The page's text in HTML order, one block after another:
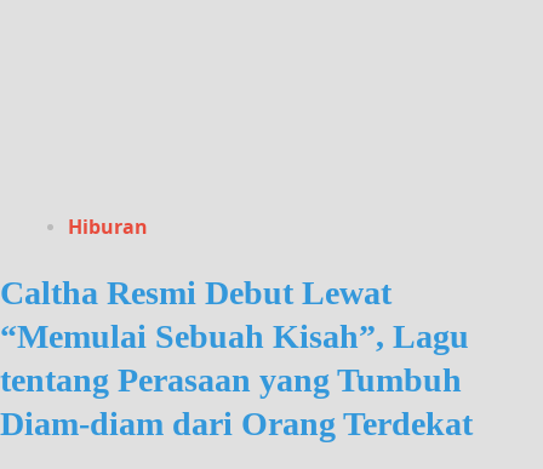
Hiburan
Caltha Resmi Debut Lewat
“Memulai Sebuah Kisah”, Lagu
tentang Perasaan yang Tumbuh
Diam-diam dari Orang Terdekat